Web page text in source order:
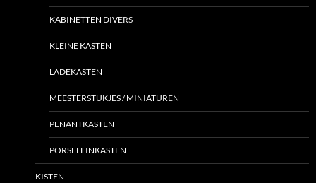
KABINETTEN DIVERS
KLEINE KASTEN
LADEKASTEN
MEESTERSTUKJES / MINIATUREN
PENANTKASTEN
PORSELEINKASTEN
KISTEN